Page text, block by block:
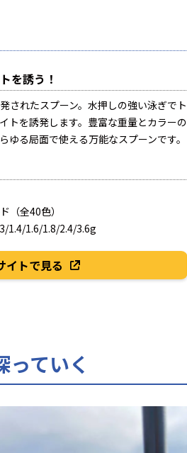
を誘う！
されたスプーン。水押しの強い泳ぎでト
トを誘発します。豊富な重量とカラーの
る局面で使える万能なスプーンです。
全40色）
1.4/1.6/1.8/2.4/3.6g
イトで見る
ていく